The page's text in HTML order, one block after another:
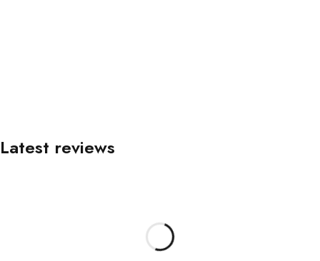
Latest reviews